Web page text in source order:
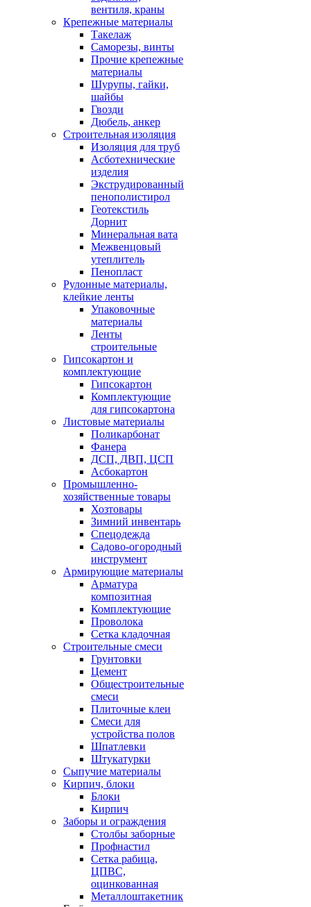
вентиля, краны
Крепежные материалы
Такелаж
Саморезы, винты
Прочие крепежные
материалы
Шурупы, гайки,
шайбы
Гвозди
Дюбель, анкер
Строительная изоляция
Изоляция для труб
Асботехнические
изделия
Экструдированный
пенополистирол
Геотекстиль
Дорнит
Минеральная вата
Межвенцовый
утеплитель
Пенопласт
Рулонные материалы,
клейкие ленты
Упаковочные
материалы
Ленты
строительные
Гипсокартон и
комплектующие
Гипсокартон
Комплектующие
для гипсокартона
Листовые материалы
Поликарбонат
Фанера
ДСП, ДВП, ЦСП
Асбокартон
Промышленно-
хозяйственные товары
Хозтовары
Зимний инвентарь
Спецодежда
Садово-огородный
инструмент
Армирующие материалы
Арматура
композитная
Комплектующие
Проволока
Сетка кладочная
Строительные смеси
Грунтовки
Цемент
Общестроительные
смеси
Плиточные клеи
Смеси для
устройства полов
Шпатлевки
Штукатурки
Сыпучие материалы
Кирпич, блоки
Блоки
Кирпич
Заборы и ограждения
Столбы заборные
Профнастил
Сетка рабица,
ЦПВС,
оцинкованная
Металлоштакетник